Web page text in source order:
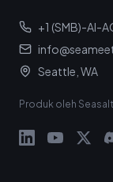
+1 (SMB)-AI-
Seattle, WA
Produk oleh